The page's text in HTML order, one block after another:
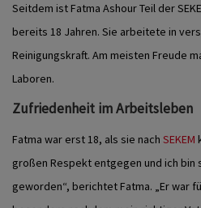
Seitdem ist Fatma Ashour Teil der
bereits 18 Jahren. Sie arbeitete in
Reinigungskraft. Am meisten Freude
Laboren.
Zufriedenheit im Arbeitsleben
Fatma war erst 18, als sie nach SEKEM
großen Respekt entgegen und ich bin
geworden“, berichtet Fatma. „Er war